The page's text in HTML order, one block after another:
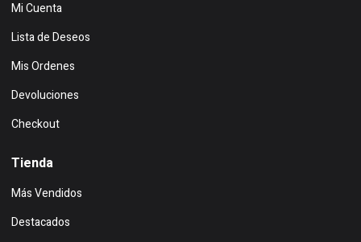
Mi Cuenta
Lista de Deseos
Mis Ordenes
Devoluciones
Checkout
Tienda
Más Vendidos
Destacados